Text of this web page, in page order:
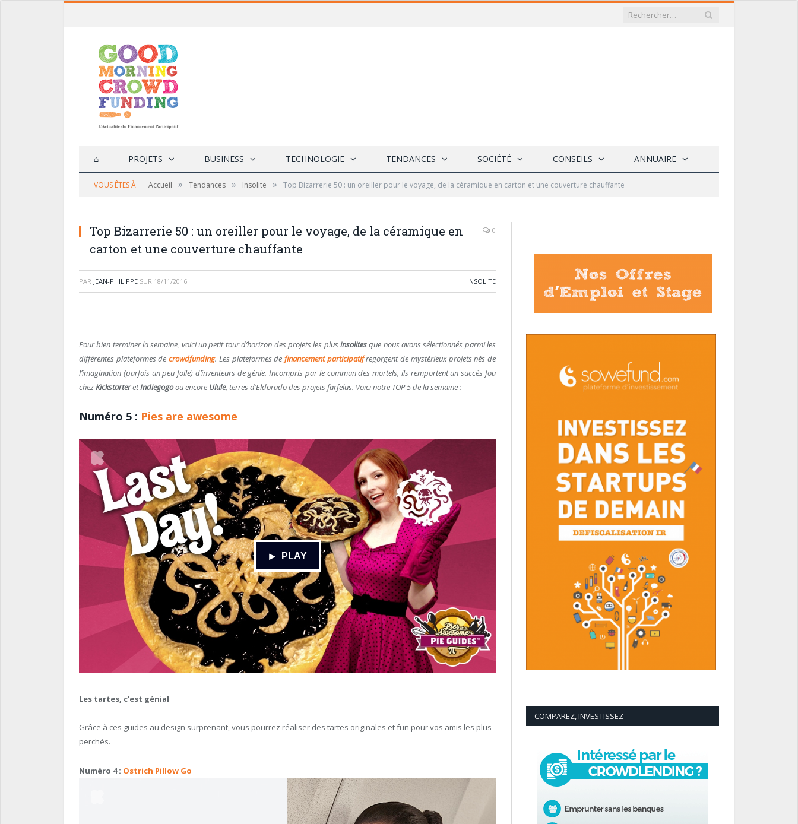
⌂ PROJETS BUSINESS TECHNOLOGIE TENDANCES SOCIÉTÉ CONSEILS ANNUAIRE
VOUS ÊTES À Accueil » Tendances » Insolite » Top Bizarrerie 50 : un oreiller pour le voyage, de la céramique en carton et une couverture chauffante
Top Bizarrerie 50 : un oreiller pour le voyage, de la céramique en
carton et une couverture chauffante
0
PAR JEAN-PHILIPPE SUR 18/11/2016 INSOLITE
Pour bien terminer la semaine, voici un petit tour d’horizon des projets les plus insolitesque nous avons sélectionnés parmi les
différentes plateformes decrowdfunding. Les plateformes definancement participatifregorgent de mystérieux projets nés de
l’imagination (parfois un peu folle) d’inventeurs de génie. Incompris par le commun des mortels, ils remportent un succès fou
chezKickstarteretIndiegogoou encore Ulule, terres d’Eldorado des projets farfelus. Voici notre TOP 5 de la semaine :
Numéro 5 : Pies are awesome
Les tartes, c’est génial
Grâce à ces guides au design surprenant, vous pourrez réaliser des tartes originales et fun pour vos amis les plus
perchés.
Numéro 4 : Ostrich Pillow Go
COMPAREZ, INVESTISSEZ